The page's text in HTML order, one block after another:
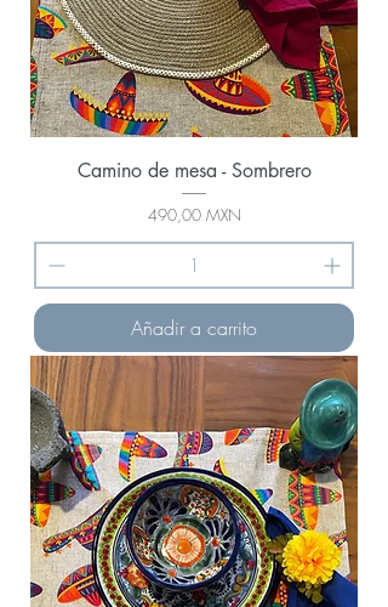
Camino de mesa - Sombrero
Precio
490,00 MXN
Añadir a carrito